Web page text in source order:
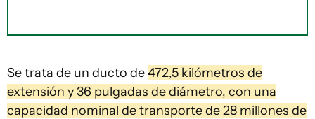
Se trata de un ducto de472,5 kilómetros de
extensión y 36 pulgadas de diámetro, con una
capacidad nominal de transporte de 28 millones de